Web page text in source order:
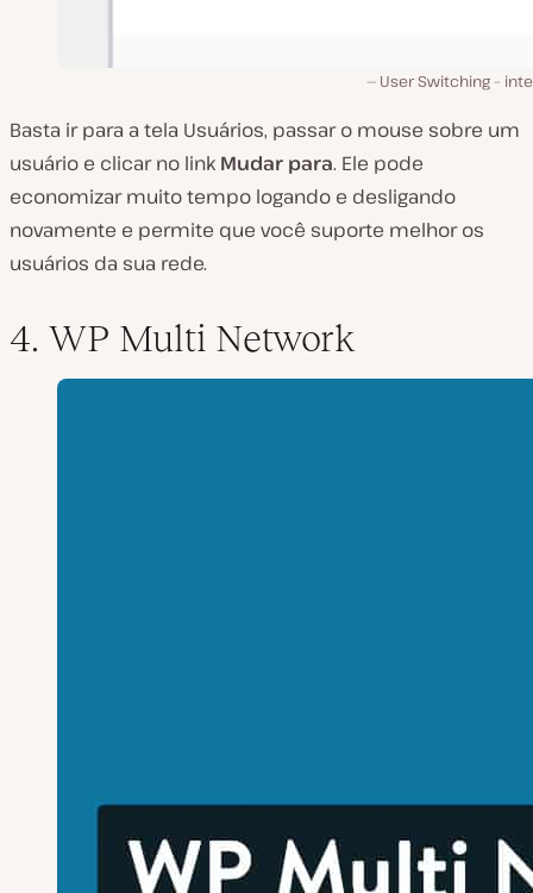
User Switching –
Basta ir para a tela Usuários, passar o mouse sobre um
usuário e clicar no link Mudar para. Ele pode
economizar muito tempo logando e desligando
novamente e permite que você suporte melhor os
usuários da sua rede.
4. WP Multi Network